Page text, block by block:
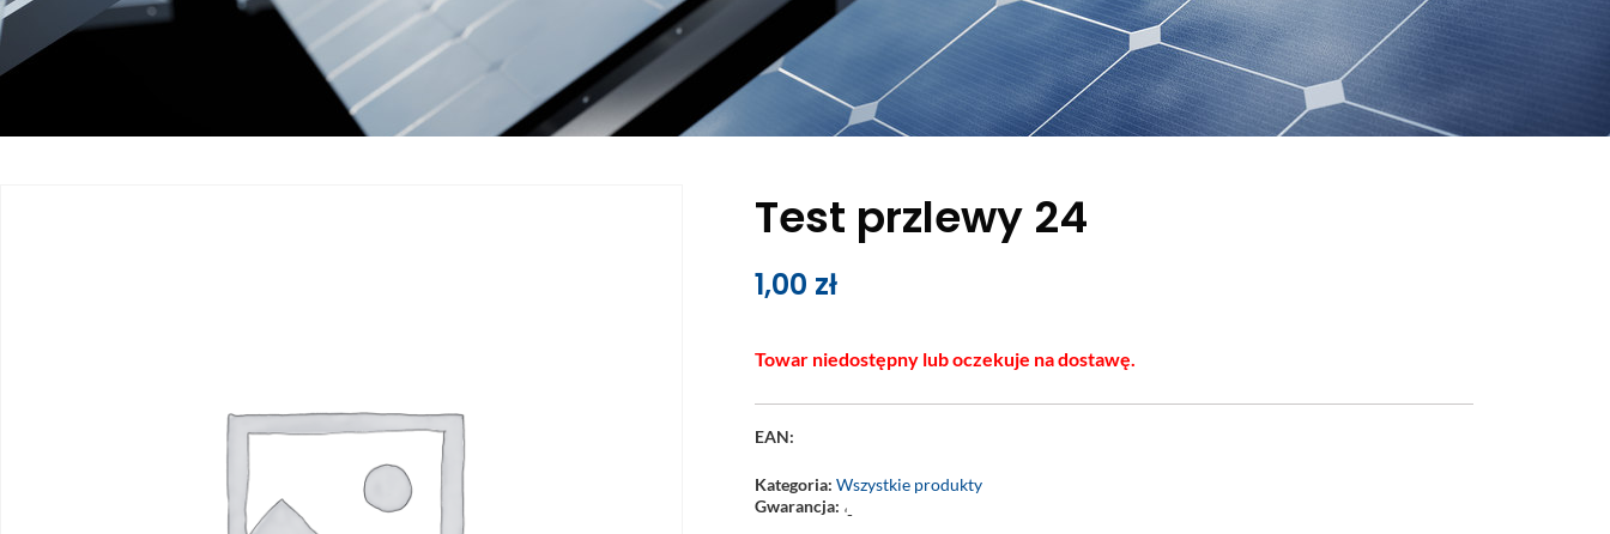
Test przlewy 24
1,00 zł
Towar niedostępny lub oczekuje na dostawę.
EAN:
Kategoria:Wszystkie produkty
Gwarancja: ‘-